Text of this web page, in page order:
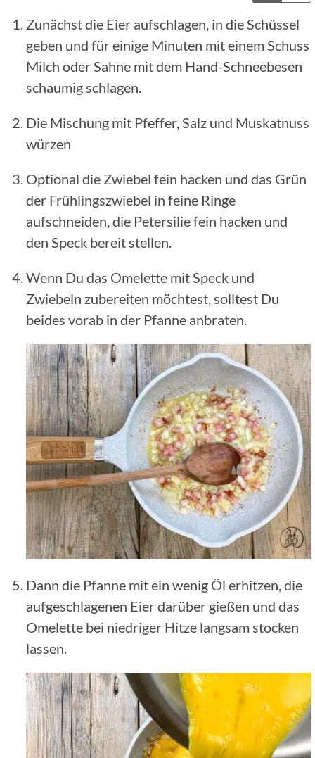
Zunächst die Eier aufschlagen, in die Schüssel
geben und für einige Minuten mit einem Schuss
Milch oder Sahne mit dem Hand-Schneebesen
schaumig schlagen.
Die Mischung mit Pfeffer, Salz und Muskatnuss
würzen
Optional die Zwiebel fein hacken und das Grün
der Frühlingszwiebel in feine Ringe
aufschneiden, die Petersilie fein hacken und
den Speck bereit stellen.
Wenn Du das Omelette mit Speck und
Zwiebeln zubereiten möchtest, solltest Du
beides vorab in der Pfanne anbraten.
Dann die Pfanne mit ein wenig Öl erhitzen, die
aufgeschlagenen Eier darüber gießen und das
Omelette bei niedriger Hitze langsam stocken
lassen.